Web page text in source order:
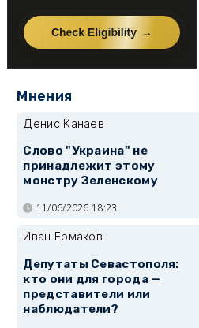
Мнения
Денис Канаев
Слово "Украина" не
принадлежит этому
монстру Зеленскому
11/06/2026 18:23
Иван Ермаков
Депутаты Севастополя:
кто они для города —
представители или
наблюдатели?